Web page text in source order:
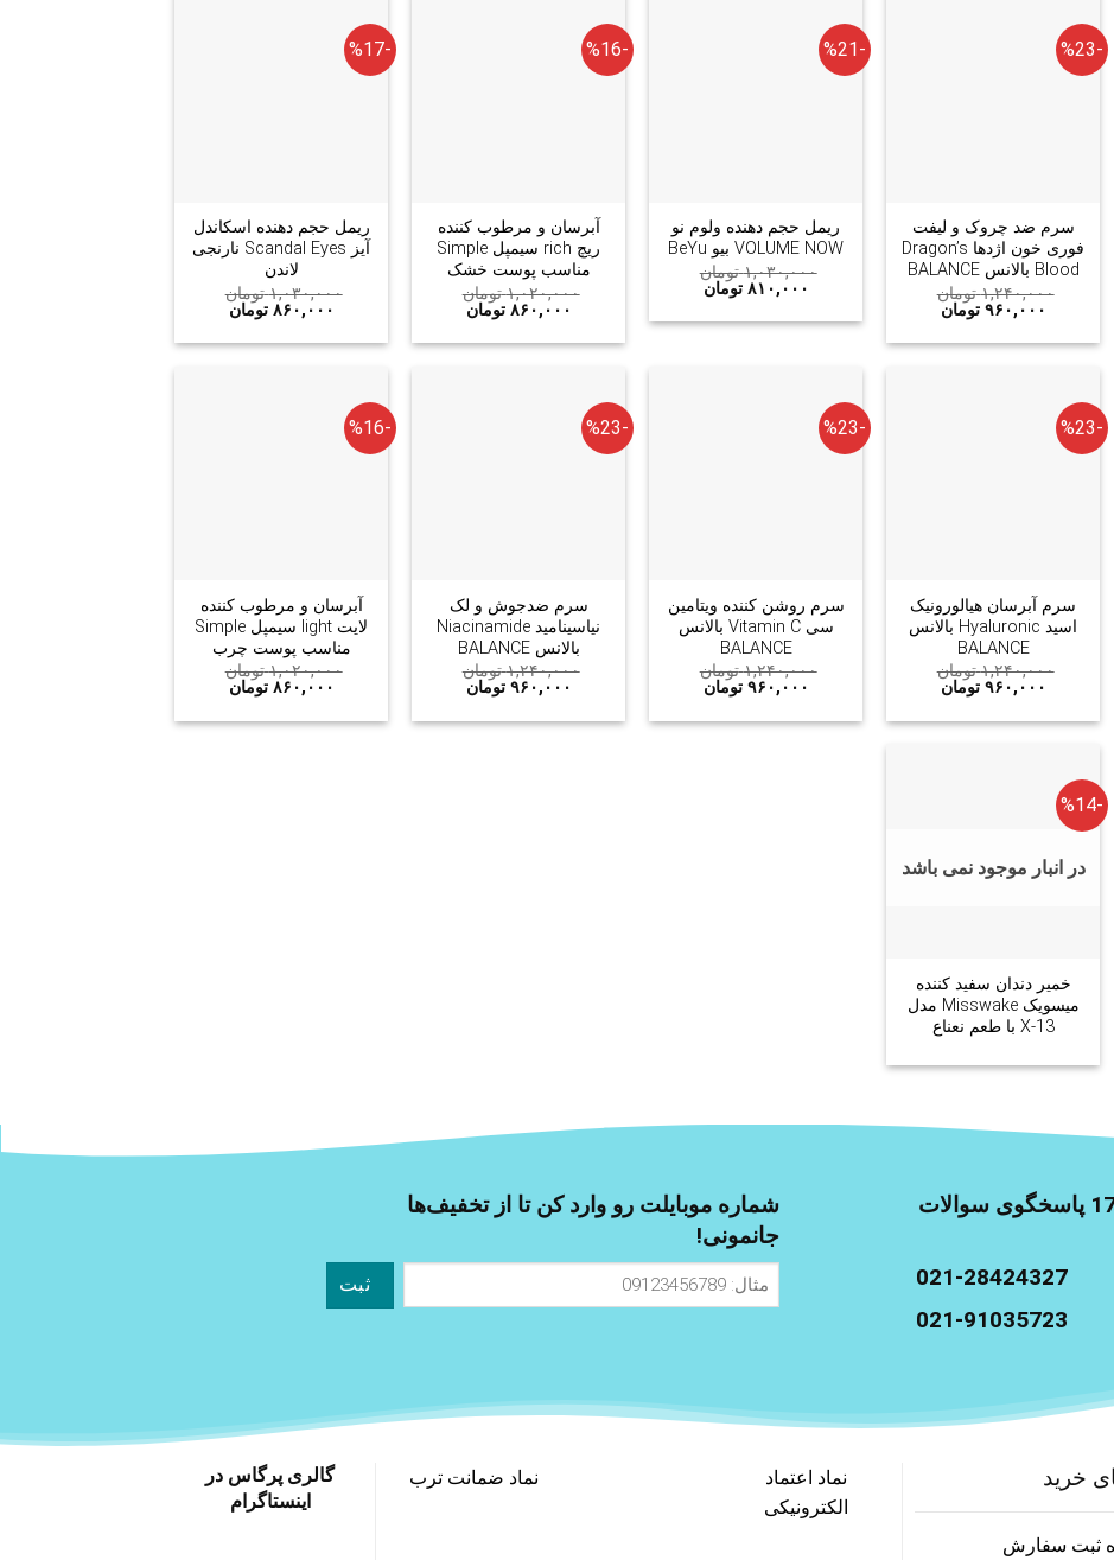
-%23
سرم ضد چروک و لیفت
فوری خون اژدها Dragon’s
Blood بالانس BALANCE
۱,۲۴۰,۰۰۰ تومان
۹۶۰,۰۰۰ تومان
-%21
ریمل حجم دهنده ولوم نو
VOLUME NOW بیو BeYu
۱,۰۳۰,۰۰۰ تومان
۸۱۰,۰۰۰ تومان
-%16
آبرسان و مرطوب کننده
ریچ rich سیمپل Simple
مناسب پوست خشک
۱,۰۲۰,۰۰۰ تومان
۸۶۰,۰۰۰ تومان
-%17
ریمل حجم دهنده اسکاندل
آیز Scandal Eyes نارنجی
لاندن
۱,۰۳۰,۰۰۰ تومان
۸۶۰,۰۰۰ تومان
-%23
سرم آبرسان هیالورونیک
اسید Hyaluronic بالانس
BALANCE
۱,۲۴۰,۰۰۰ تومان
۹۶۰,۰۰۰ تومان
-%23
سرم روشن کننده ویتامین
سی Vitamin C بالانس
BALANCE
۱,۲۴۰,۰۰۰ تومان
۹۶۰,۰۰۰ تومان
-%23
سرم ضدجوش و لک
نیاسینامید Niacinamide
بالانس BALANCE
۱,۲۴۰,۰۰۰ تومان
۹۶۰,۰۰۰ تومان
-%16
آبرسان و مرطوب کننده
لایت light سیمپل Simple
مناسب پوست چرب
۱,۰۲۰,۰۰۰ تومان
۸۶۰,۰۰۰ تومان
-%14
در انبار موجود نمی باشد
خمیر دندان سفید کننده
میسویک Misswake مدل
X-13 با طعم نعناع
شنبه تا پنجشنبه، از ساعت 9 الی 17 پاسخگوی سوالات
021-28424327
021-91035723
شماره موبایلت رو وارد کن تا از تخفیف‌ها
جانمونی!
مثال:
09123456789
خرید
ثبت سفارش
نماد اعتماد
الکترونیکی
نماد ضمانت ترب
گالری پرگاس در
اینستاگرام